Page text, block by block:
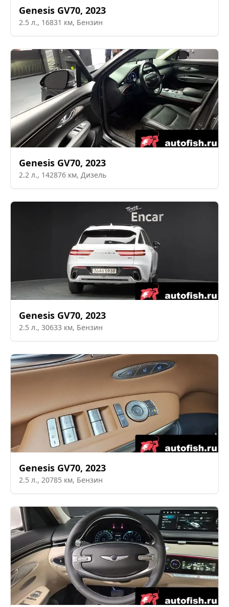
Genesis GV70, 2023
2.5 л., 16831 км, Бензин
Genesis GV70, 2023
2.2 л., 142876 км, Дизель
Genesis GV70, 2023
2.5 л., 30633 км, Бензин
Genesis GV70, 2023
2.5 л., 20785 км, Бензин